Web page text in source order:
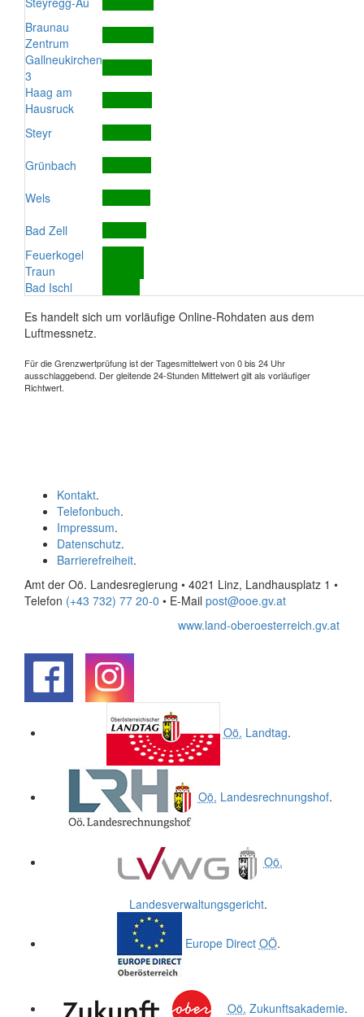
Braunau
Zentrum
Gallneukirchen
3
Haag am
Hausruck
Steyr
Grünbach
Wels
Bad Zell
Feuerkogel
Traun
Bad Ischl
Es handelt sich um vorläufige Online-Rohdaten aus dem
Luftmessnetz.
Für die Grenzwertprüfung ist der Tagesmittelwert von 0 bis 24 Uhr
ausschlaggebend. Der gleitende 24-Stunden Mittelwert gilt als vorläufiger
Richtwert.
Kontakt.
Telefonbuch.
Impressum.
Datenschutz.
Barrierefreiheit.
Amt der Oö. Landesregierung • 4021 Linz, Landhausplatz 1 •
Telefon (+43 732) 77 20-0 • E-Mail post@ooe.gv.at
www.land-oberoesterreich.gv.at
Oö. Landtag.
Oö. Landesrechnungshof.
Oö.
Landesverwaltungsgericht.
Europe Direct OÖ.
Oö. Zukunftsakademie.